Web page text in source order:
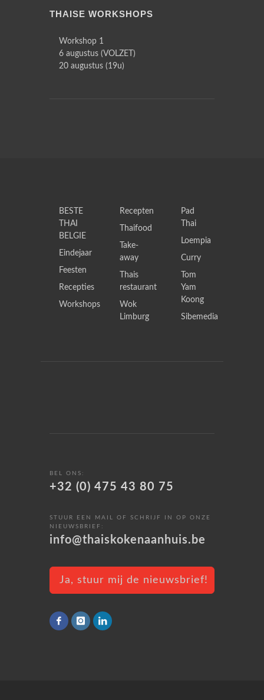
THAISE WORKSHOPS
Workshop 1
6 augustus (VOLZET)
20 augustus (19u)
BESTE
THAI
BELGIE
Eindejaar
Feesten
Recepties
Workshops
Recepten
Thaifood
Take-
away
Thais
restaurant
Wok
Limburg
Pad
Thai
Loempia
Curry
Tom
Yam
Koong
Sibemedia
BEL ONS:
+32 (0) 475 43 80 75
STUUR EEN MAIL OF SCHRIJF IN OP ONZE
NIEUWSBRIEF:
info@thaiskokenaanhuis.be
Ja, stuur mij de nieuwsbrief!